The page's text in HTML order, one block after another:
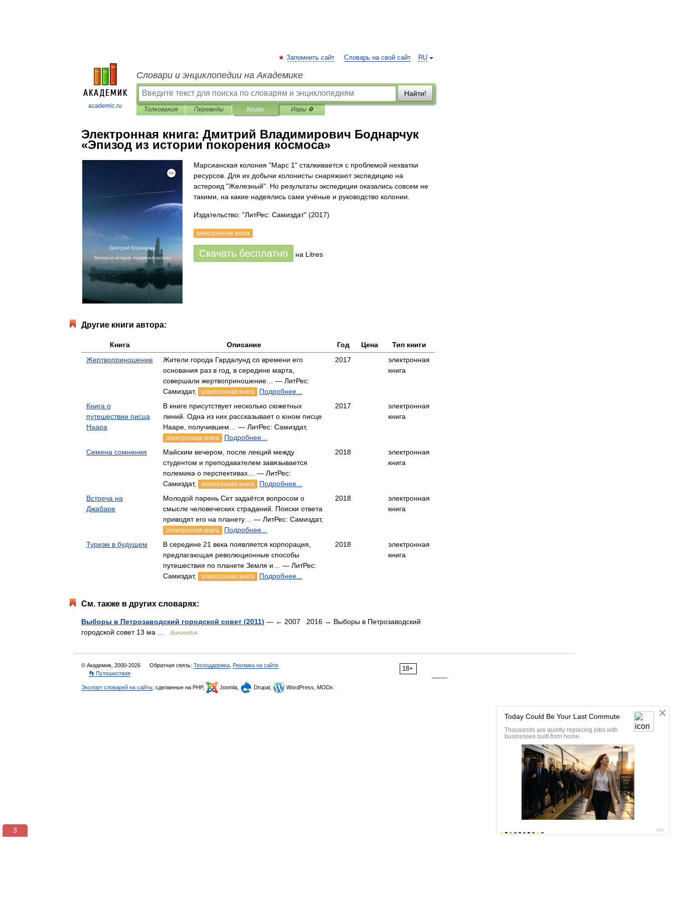
academic.ru
RU
Запомнить сайт Словарь на свой сайт
Словари и энциклопедии на Академике
Найти!
Толкования Переводы Книги Игры ⚽
Электронная книга: Дмитрий Владимирович Боднарчук
«Эпизод из истории покорения космоса»
Марсианская колония "Марс 1" сталкивается с проблемой нехватки
ресурсов. Для их добычи колонисты снаряжают экспедицию на
астероид "Железный". Но результаты экспедиции оказались совсем не
такими, на какие надеялись сами учёные и руководство колонии.
Издательство: "ЛитРес: Самиздат" (2017)
электронная книга
Скачать бесплатно на Litres
Другие книги автора:
Книга Описание Год Цена
Тип книги
Жертвоприношение
Жители города Гардалунд со времени его
основания раз в год, в середине марта,
совершали жертвоприношение… — ЛитРес:
Самиздат,
электронная книга Подробнее...
2017
электронная
книга
Книга о
путешествии писца
Наара
В книге присутствует несколько сюжетных
линий. Одна из них рассказывает о юном писце
Нааре, получившем… — ЛитРес: Самиздат,
электронная книга Подробнее...
2017
электронная
книга
Семена сомнения
Майским вечером, после лекций между
студентом и преподавателем завязывается
полемика о перспективах… — ЛитРес:
Самиздат,
электронная книга Подробнее...
2018
электронная
книга
Встреча на
Джабаре
Молодой парень Сет задаётся вопросом о
смысле человеческих страданий. Поиски ответа
приводят его на планету… — ЛитРес: Самиздат,
электронная книга Подробнее...
2018
электронная
книга
Туризм в будущем
В середине 21 века появляется корпорация,
предлагающая революционные способы
путешествия по планете Земля и… — ЛитРес:
Самиздат,
электронная книга Подробнее...
2018
электронная
книга
См. также в других словарях:
Выборы в Петрозаводский городской совет (2011) — ← 2007 2016 → Выборы в Петрозаводский
городской совет 13 ма …
Википедия
18+
© Академик, 2000-2026 Обратная связь: Техподдержка Реклама на сайте
👣 Путешествия
Экспорт словарей на сайты , сделанные на PHP, Joomla, Drupal, WordPress, MODx.
3